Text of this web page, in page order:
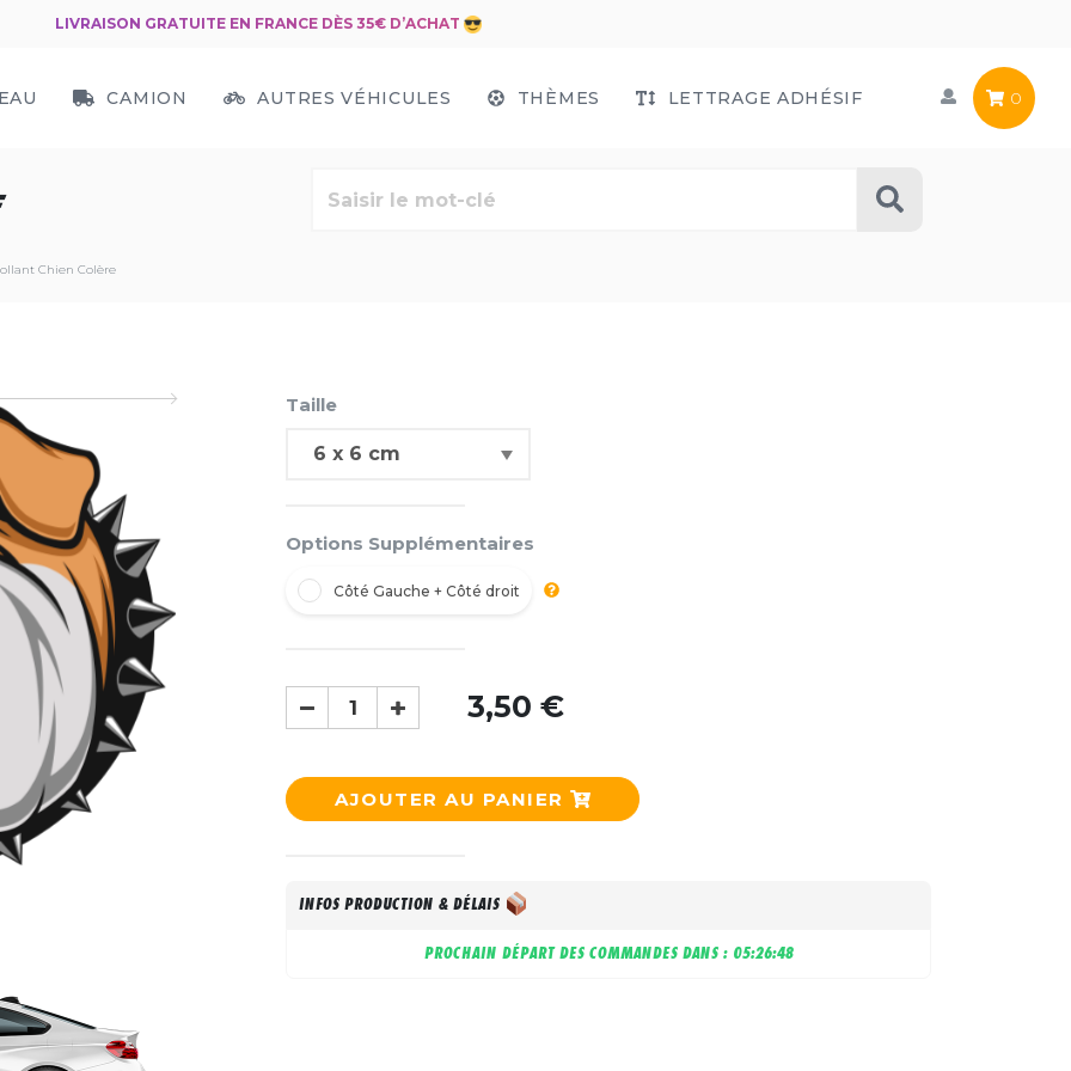
LIVRAISON GRATUITE EN FRANCE DÈS 35€ D’ACHAT
CAMION AUTRES VÉHICULES THÈMES LETTRAGE ADHÉSIF 0
Chien Colère
Taille
Options Supplémentaires
Côté Gauche + Côté droit
3,50 €
AJOUTER AU PANIER
INFOS PRODUCTION & DÉLAIS
PROCHAIN DÉPART DES COMMANDES DANS : 05:26:47